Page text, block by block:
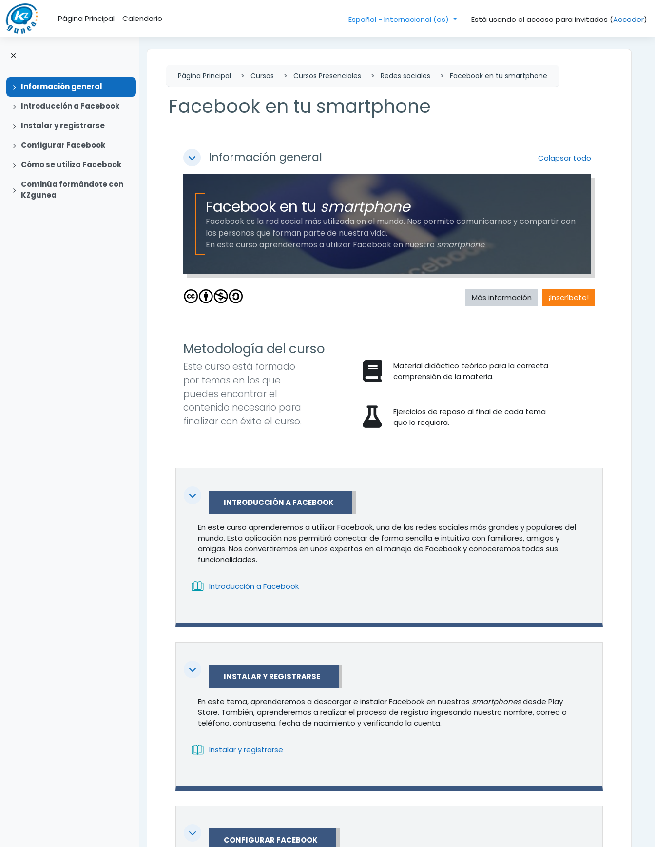
Salta al contenido principal
Página Principal
Calendario Español - Internacional ‎(es)‎ Está usando el acceso para invitados (Acceder)
Expandir
Información general
Expandir
Introducción a Facebook
Expandir
Instalar y registrarse
Expandir
Configurar Facebook
Expandir
Cómo se utiliza Facebook
Expandir
Continúa formándote con
KZgunea
Página Principal Cursos Cursos Presenciales Redes sociales Facebook en tu smartphone
Facebook en tu smartphone
Perfilado de sección
ColapsarInformación general Colapsar todo
Facebook en tu smartphone
Facebook es la red social más utilizada en el mundo. Nos permite comunicarnos y compartir con
las personas que forman parte de nuestra vida.
En este curso aprenderemos a utilizar Facebook en nuestro smartphone.
Más información ¡Inscríbete!
Metodología del curso
Este curso está formado
por temas en los que
puedes encontrar el
contenido necesario para
finalizar con éxito el curso.
Material didáctico teórico para la correcta
comprensión de la materia.
Ejercicios de repaso al final de cada tema
que lo requiera.
Colapsar INTRODUCCIÓN A FACEBOOK
En este curso aprenderemos a utilizar Facebook, una de las redes sociales más grandes y populares del
mundo. Esta aplicación nos permitirá conectar de forma sencilla e intuitiva con familiares, amigos y
amigas. Nos convertiremos en unos expertos en el manejo de Facebook y conoceremos todas sus
funcionalidades.
Introducción a FacebookLibro
Colapsar INSTALAR Y REGISTRARSE
En este tema, aprenderemos a descargar e instalar Facebook en nuestros smartphonesdesde Play
Store. También, aprenderemos a realizar el proceso de registro ingresando nuestro nombre, correo o
teléfono, contraseña, fecha de nacimiento y verificando la cuenta.
Instalar y registrarse
Colapsar CONFIGURAR FACEBOOK